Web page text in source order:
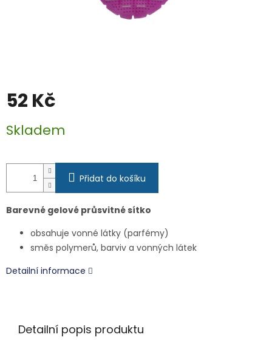
52 Kč
cena:
Skladem
Přidat do košíku
Barevné gelové průsvitné sítko
obsahuje vonné látky (parfémy)
směs polymerů, barviv a vonných látek
Detailní informace
Detailní popis produktu